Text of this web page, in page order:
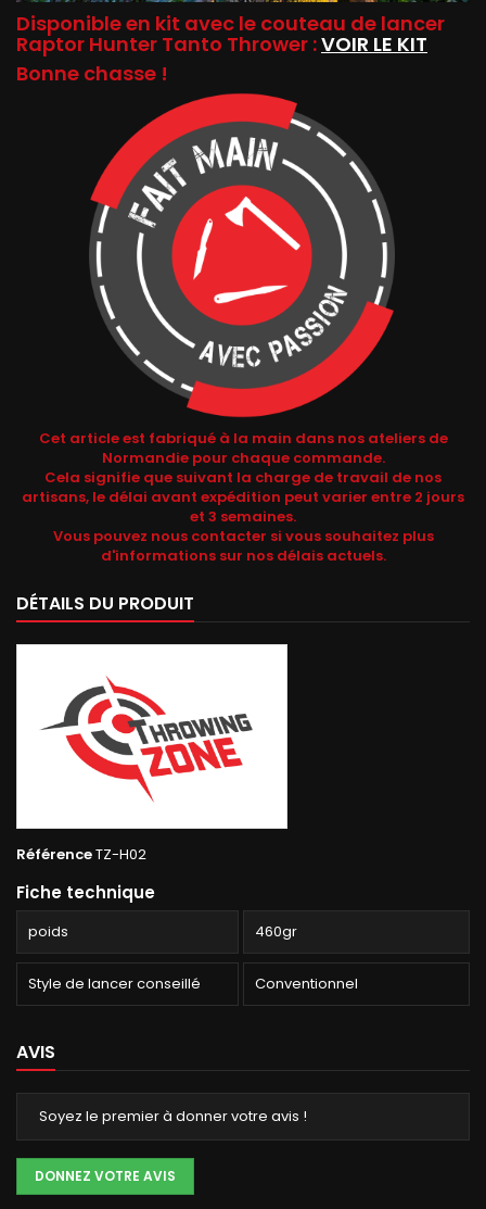
Disponible en kit avec le couteau de lancer
Raptor Hunter Tanto Thrower :VOIR LE KIT
Bonne chasse !
Cet article est fabriqué à la main dans nos ateliers de
Normandie pour chaque commande.
Cela signifie que suivant la charge de travail de nos
artisans, le délai avant expédition peut varier entre 2 jours
et 3 semaines.
Vous pouvez nous contacter si vous souhaitez plus
d'informations sur nos délais actuels.
DÉTAILS DU PRODUIT
RéférenceTZ-H02
Fiche technique
poids 460gr
Style de lancer conseillé Conventionnel
AVIS
Soyez le premier à donner votre avis !
DONNEZ VOTRE AVIS